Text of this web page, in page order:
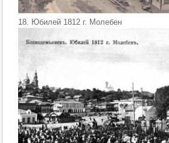
18. Юбилей 1812 г. Молебен